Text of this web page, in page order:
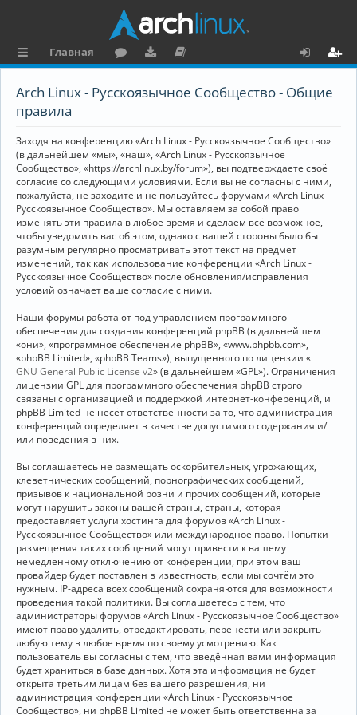
ы
к
и
Главная
ру
ру
и
ку
е
н
та
ц
и
я
о
Arch Linux - Русскоязычное Сообщество - Общие
правила
Заходя на конференцию «Arch Linux - Русскоязычное Сообщество»
(в дальнейшем «мы», «наш», «Arch Linux - Русскоязычное
Сообщество», «https://archlinux.by/forum»), вы подтверждаете своё
согласие со следующими условиями. Если вы не согласны с ними,
пожалуйста, не заходите и не пользуйтесь форумами «Arch Linux -
Русскоязычное Сообщество». Мы оставляем за собой право
изменять эти правила в любое время и сделаем всё возможное,
чтобы уведомить вас об этом, однако с вашей стороны было бы
разумным регулярно просматривать этот текст на предмет
изменений, так как использование конференции «Arch Linux -
Русскоязычное Сообщество» после обновления/исправления
условий означает ваше согласие с ними.
Наши форумы работают под управлением программного
обеспечения для создания конференций phpBB (в дальнейшем
«они», «программное обеспечение phpBB», «www.phpbb.com»,
«phpBB Limited», «phpBB Teams»), выпущенного по лицензии «
GNU General Public License v2» (в дальнейшем «GPL»). Ограничения
лицензии GPL для программного обеспечения phpBB строго
связаны с организацией и поддержкой интернет-конференций, и
phpBB Limited не несёт ответственности за то, что администрация
конференций определяет в качестве допустимого содержания и/
или поведения в них.
Вы соглашаетесь не размещать оскорбительных, угрожающих,
клеветнических сообщений, порнографических сообщений,
призывов к национальной розни и прочих сообщений, которые
могут нарушить законы вашей страны, страны, которая
предоставляет услуги хостинга для форумов «Arch Linux -
Русскоязычное Сообщество» или международное право. Попытки
размещения таких сообщений могут привести к вашему
немедленному отключению от конференции, при этом ваш
провайдер будет поставлен в известность, если мы сочтём это
нужным. IP-адреса всех сообщений сохраняются для возможности
проведения такой политики. Вы соглашаетесь с тем, что
администраторы форумов «Arch Linux - Русскоязычное Сообщество»
имеют право удалить, отредактировать, перенести или закрыть
любую тему в любое время по своему усмотрению. Как
пользователь вы согласны с тем, что введённая вами информация
будет храниться в базе данных. Хотя эта информация не будет
открыта третьим лицам без вашего разрешения, ни
администрация конференции «Arch Linux - Русскоязычное
Сообщество», ни phpBB Limited не может быть ответственна за